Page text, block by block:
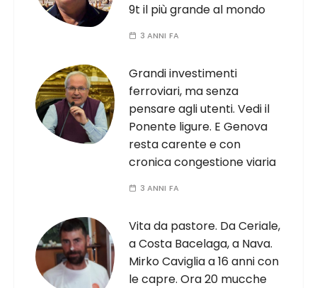
9t il più grande al mondo
3 ANNI FA
Grandi investimenti
ferroviari, ma senza
pensare agli utenti. Vedi il
Ponente ligure. E Genova
resta carente e con
cronica congestione viaria
3 ANNI FA
Vita da pastore. Da Ceriale,
a Costa Bacelaga, a Nava.
Mirko Caviglia a 16 anni con
le capre. Ora 20 mucche